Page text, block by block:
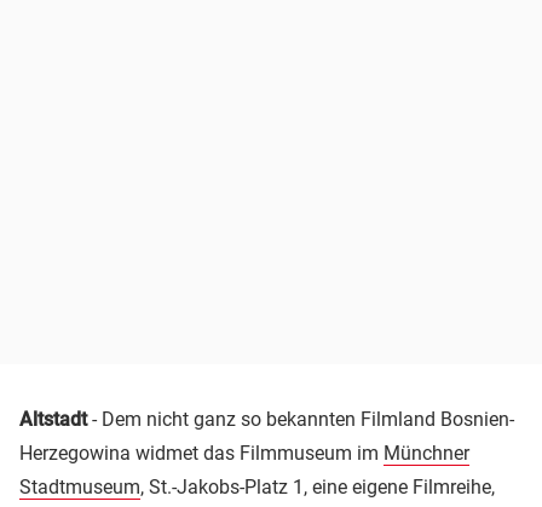
Altstadt- Dem nicht ganz so bekannten Filmland Bosnien-
Herzegowina widmet das Filmmuseum im Münchner
Stadtmuseum, St.-Jakobs-Platz 1, eine eigene Filmreihe,